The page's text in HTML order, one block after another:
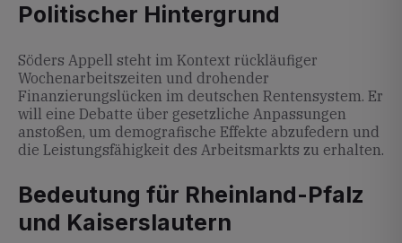
Politischer Hintergrund
Söders Appell steht im Kontext rückläufiger
Wochenarbeitszeiten und drohender
Finanzierungslücken im deutschen Rentensystem. Er
will eine Debatte über gesetzliche Anpassungen
anstoßen, um demografische Effekte abzufedern und
die Leistungsfähigkeit des Arbeitsmarkts zu erhalten.
Bedeutung für Rheinland-Pfalz
und Kaiserslautern